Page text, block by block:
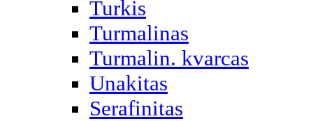
Turkis
Turmalinas
Turmalin. kvarcas
Unakitas
Serafinitas